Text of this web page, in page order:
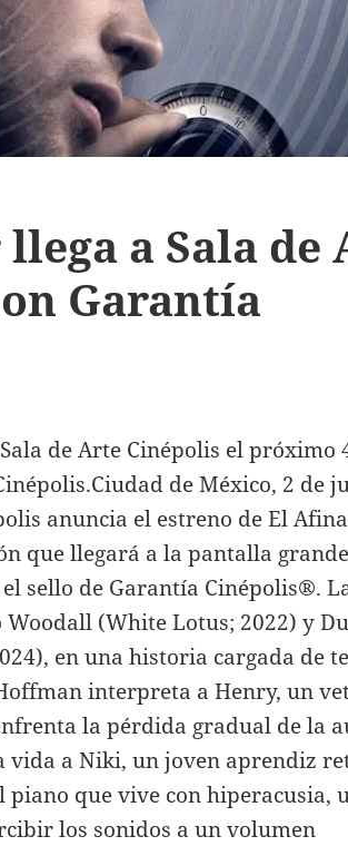
a Sala de
Garantía
de Arte Cinépolis el próximo
de México, 2 de
anuncia el estreno de El
que llegará a la pantalla
sello de Garantía Cinépolis®.
Woodall (White Lotus; 2022) y
en una historia cargada de
interpreta a Henry, un
la pérdida gradual de la
vida a Niki, un joven aprendiz
que vive con hiperacusia,
los sonidos a un volumen